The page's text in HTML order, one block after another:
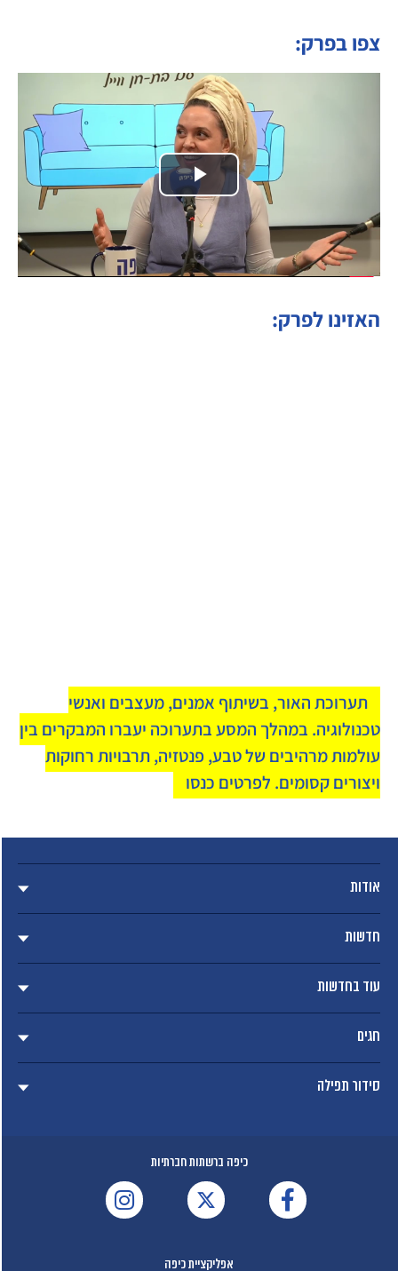
צפו בפרק:
Play
Video
האזינו לפרק:
תערוכת האור, בשיתוף אמנים, מעצבים ואנשי
טכנולוגיה. במהלך המסע בתערוכה יעברו המבקרים בין
עולמות מרהיבים של טבע, פנטזיה, תרבויות רחוקות
ויצורים קסומים. לפרטים כנסו
אודות
חדשות
עוד בחדשות
חגים
סידור תפילה
כיפה ברשתות חברתיות
אפליקציית כיפה